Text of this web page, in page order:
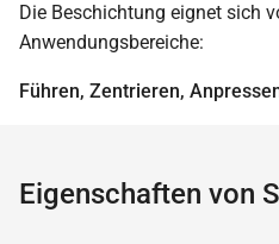
Die Beschichtung eignet sich
Anwendungsbereiche:
Führen, Zentrieren,
Eigenschaften von